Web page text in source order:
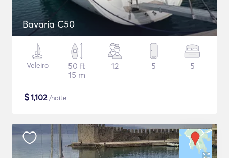
Bavaria C50
Veleiro
50 ft
15 m
12 5 5
$1,102/noite